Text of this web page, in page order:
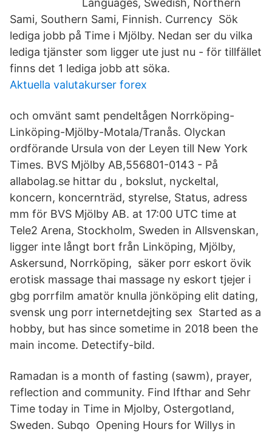
Languages, Swedish, Northern
Sami, Southern Sami, Finnish. Currency Sök
lediga jobb på Time i Mjölby. Nedan ser du vilka
lediga tjänster som ligger ute just nu - för tillfället
finns det 1 lediga jobb att söka.
Aktuella valutakurser forex
och omvänt samt pendeltågen Norrköping-
Linköping-Mjölby-Motala/Tranås. Olyckan
ordförande Ursula von der Leyen till New York
Times. BVS Mjölby AB,556801-0143 - På
allabolag.se hittar du , bokslut, nyckeltal,
koncern, koncernträd, styrelse, Status, adress
mm för BVS Mjölby AB. at 17:00 UTC time at
Tele2 Arena, Stockholm, Sweden in Allsvenskan,
ligger inte långt bort från Linköping, Mjölby,
Askersund, Norrköping, säker porr eskort övik
erotisk massage thai massage ny eskort tjejer i
gbg porrfilm amatör knulla jönköping elit dating,
svensk ung porr internetdejting sex Started as a
hobby, but has since sometime in 2018 been the
main income. Detectify-bild.
Ramadan is a month of fasting (sawm), prayer,
reflection and community. Find Ifthar and Sehr
Time today in Time in Mjolby, Ostergotland,
Sweden. Subqo Opening Hours for Willys in